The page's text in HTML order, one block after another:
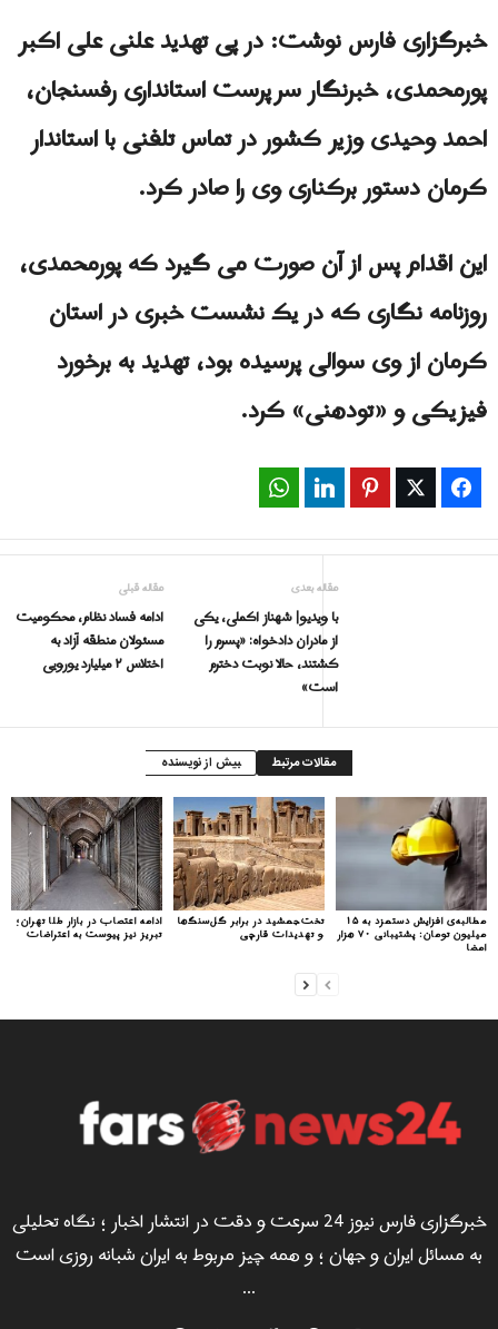
خبرگزاری فارس نوشت: در پی تهدید علنی علی اکبر
پورمحمدی، خبرنگار سرپرست استانداری رفسنجان،
احمد وحیدی وزیر کشور در تماس تلفنی با استاندار
کرمان دستور برکناری وی را صادر کرد.
این اقدام پس از آن صورت می گیرد که پورمحمدی،
روزنامه نگاری که در یک نشست خبری در استان
کرمان از وی سوالی پرسیده بود، تهدید به برخورد
فیزیکی و «تودهنی» کرد.
Facebook
Twitter
Pinterest
LinkedIn
مقاله قبلی
ادامه فساد نظام، محکومیت
مسئولان منطقه آزاد به
اختلاس ۲ میلیارد یورویی
مقاله بعدی
با ویدیو| شهناز اکملی، یکی
از مادران دادخواه: «پسرم را
کشتند، حالا نوبت دخترم
است»
مقالات مرتبط بیش از نویسنده
ادامه اعتصاب در بازار طلا تهران؛
تبریز نیز پیوست به اعتراضات
تخت‌جمشید در برابر گل‌سنگ‌ها
و تهدیدات قارچی
مطالبه‌ی افزایش دستمزد به ۱۵
میلیون تومان: پشتیبانی ۷۰ هزار
امضا
خبرگزاری فارس نیوز 24 سرعت و دقت در انتشار اخبار ؛ نگاه تحلیلی
به مسائل ایران و جهان ؛ و همه چیز مربوط به ایران شبانه روزی است
...